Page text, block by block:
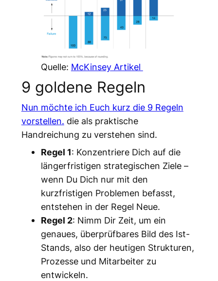
Quelle: McKinsey Artikel
9 goldene Regeln
Nun möchte ich Euch kurz die 9 Regeln
vorstellen. die als praktische
Handreichung zu verstehen sind.
Regel 1: Konzentriere Dich auf die
längerfristigen strategischen Ziele –
wenn Du Dich nur mit den
kurzfristigen Problemen befasst,
entstehen in der Regel Neue.
Regel 2: Nimm Dir Zeit, um ein
genaues, überprüfbares Bild des Ist-
Stands, also der heutigen Strukturen,
Prozesse und Mitarbeiter zu
entwickeln.